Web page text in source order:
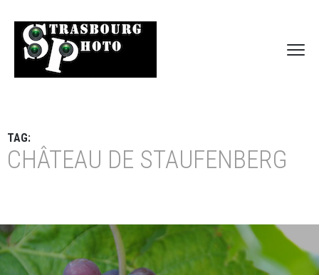
TAG:
CHÂTEAU DE STAUFENBERG